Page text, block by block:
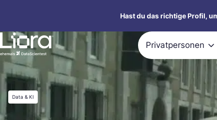
springen
Hast du das richtige Profil,
Privatpersonen
Data & KI